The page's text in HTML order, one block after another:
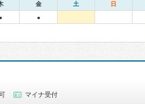
金 土 日
● ●
マイナ受付